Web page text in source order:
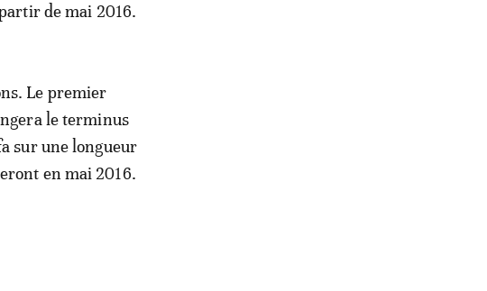
de mai 2016.
Le premier
le terminus
sur une longueur
en mai 2016.